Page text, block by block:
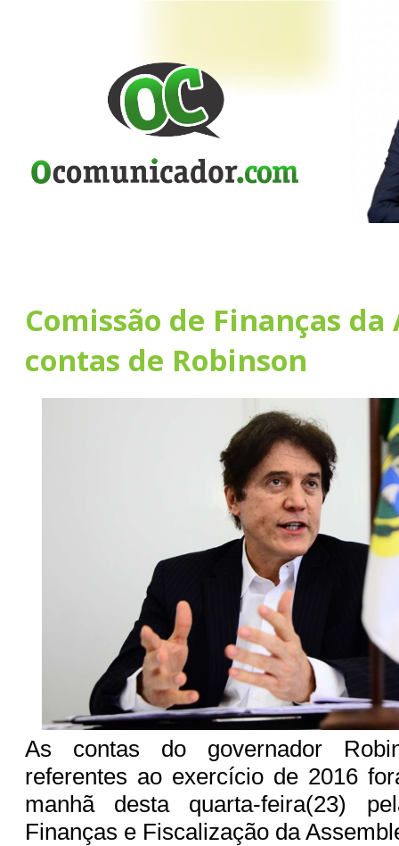
Comissão de Finanças da
contas de Robinson
As contas do governador
referentes ao exercício de 2016
manhã desta quarta-feira(23)
Finanças e Fiscalização da